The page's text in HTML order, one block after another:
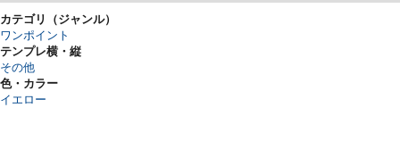
カテゴリ（ジャンル）
ワンポイント
テンプレ横・縦
その他
色・カラー
イエロー